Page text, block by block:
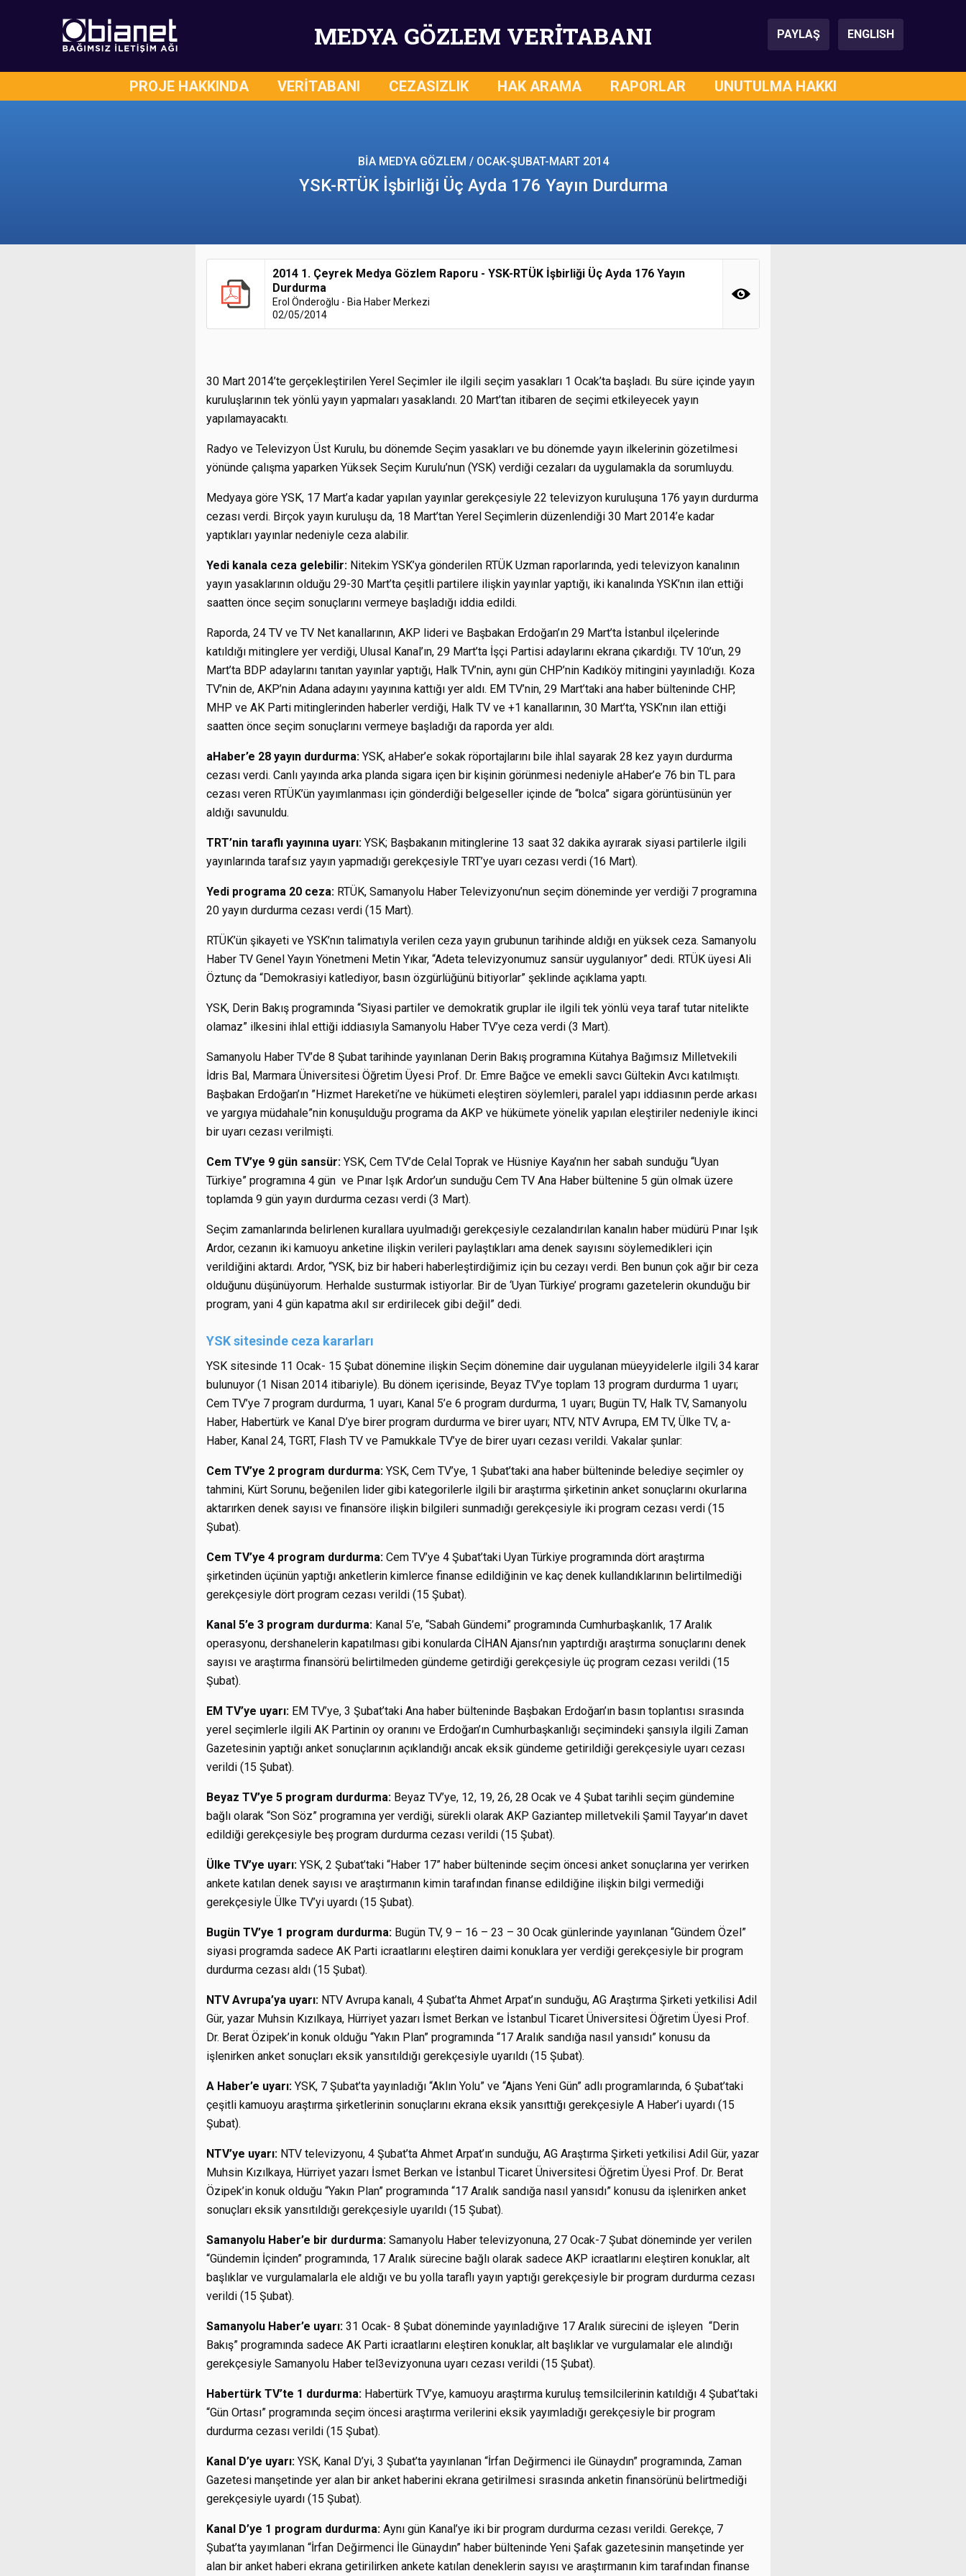
MEDYA GÖZLEM VERİTABANI PAYLAŞ ENGLISH
PROJE HAKKINDA VERİTABANI CEZASIZLIK HAK ARAMA RAPORLAR UNUTULMA HAKKI
BİA MEDYA GÖZLEM / OCAK-ŞUBAT-MART 2014
YSK-RTÜK İşbirliği Üç Ayda 176 Yayın Durdurma
2014 1. Çeyrek Medya Gözlem Raporu - YSK-RTÜK İşbirliği Üç Ayda 176 Yayın
Durdurma
Erol Önderoğlu - Bia Haber Merkezi
02/05/2014
30 Mart 2014’te gerçekleştirilen Yerel Seçimler ile ilgili seçim yasakları 1 Ocak’ta başladı. Bu süre içinde yayın
kuruluşlarının tek yönlü yayın yapmaları yasaklandı. 20 Mart’tan itibaren de seçimi etkileyecek yayın
yapılamayacaktı.
Radyo ve Televizyon Üst Kurulu, bu dönemde Seçim yasakları ve bu dönemde yayın ilkelerinin gözetilmesi
yönünde çalışma yaparken Yüksek Seçim Kurulu’nun (YSK) verdiği cezaları da uygulamakla da sorumluydu.
Medyaya göre YSK, 17 Mart’a kadar yapılan yayınlar gerekçesiyle 22 televizyon kuruluşuna 176 yayın durdurma
cezası verdi. Birçok yayın kuruluşu da, 18 Mart’tan Yerel Seçimlerin düzenlendiği 30 Mart 2014’e kadar
yaptıkları yayınlar nedeniyle ceza alabilir.
Yedi kanala ceza gelebilir: Nitekim YSK’ya gönderilen RTÜK Uzman raporlarında, yedi televizyon kanalının
yayın yasaklarının olduğu 29-30 Mart’ta çeşitli partilere ilişkin yayınlar yaptığı, iki kanalında YSK’nın ilan ettiği
saatten önce seçim sonuçlarını vermeye başladığı iddia edildi.
Raporda, 24 TV ve TV Net kanallarının, AKP lideri ve Başbakan Erdoğan’ın 29 Mart’ta İstanbul ilçelerinde
katıldığı mitinglere yer verdiği, Ulusal Kanal’ın, 29 Mart’ta İşçi Partisi adaylarını ekrana çıkardığı. TV 10’un, 29
Mart’ta BDP adaylarını tanıtan yayınlar yaptığı, Halk TV’nin, aynı gün CHP’nin Kadıköy mitingini yayınladığı. Koza
TV’nin de, AKP’nin Adana adayını yayınına kattığı yer aldı. EM TV’nin, 29 Mart’taki ana haber bülteninde CHP,
MHP ve AK Parti mitinglerinden haberler verdiği, Halk TV ve +1 kanallarının, 30 Mart’ta, YSK’nın ilan ettiği
saatten önce seçim sonuçlarını vermeye başladığı da raporda yer aldı.
aHaber’e 28 yayın durdurma: YSK, aHaber’e sokak röportajlarını bile ihlal sayarak 28 kez yayın durdurma
cezası verdi. Canlı yayında arka planda sigara içen bir kişinin görünmesi nedeniyle aHaber’e 76 bin TL para
cezası veren RTÜK’ün yayımlanması için gönderdiği belgeseller içinde de “bolca” sigara görüntüsünün yer
aldığı savunuldu.
TRT’nin taraflı yayınına uyarı: YSK; Başbakanın mitinglerine 13 saat 32 dakika ayırarak siyasi partilerle ilgili
yayınlarında tarafsız yayın yapmadığı gerekçesiyle TRT’ye uyarı cezası verdi (16 Mart).
Yedi programa 20 ceza: RTÜK, Samanyolu Haber Televizyonu’nun seçim döneminde yer verdiği 7 programına
20 yayın durdurma cezası verdi (15 Mart).
RTÜK’ün şikayeti ve YSK’nın talimatıyla verilen ceza yayın grubunun tarihinde aldığı en yüksek ceza. Samanyolu
Haber TV Genel Yayın Yönetmeni Metin Yıkar, “Adeta televizyonumuz sansür uygulanıyor” dedi. RTÜK üyesi Ali
Öztunç da “Demokrasiyi katlediyor, basın özgürlüğünü bitiyorlar” şeklinde açıklama yaptı.
YSK, Derin Bakış programında “Siyasi partiler ve demokratik gruplar ile ilgili tek yönlü veya taraf tutar nitelikte
olamaz” ilkesini ihlal ettiği iddiasıyla Samanyolu Haber TV’ye ceza verdi (3 Mart).
Samanyolu Haber TV’de 8 Şubat tarihinde yayınlanan Derin Bakış programına Kütahya Bağımsız Milletvekili
İdris Bal, Marmara Üniversitesi Öğretim Üyesi Prof. Dr. Emre Bağce ve emekli savcı Gültekin Avcı katılmıştı.
Başbakan Erdoğan’ın ”Hizmet Hareketi’ne ve hükümeti eleştiren söylemleri, paralel yapı iddiasının perde arkası
ve yargıya müdahale”nin konuşulduğu programa da AKP ve hükümete yönelik yapılan eleştiriler nedeniyle ikinci
bir uyarı cezası verilmişti.
Cem TV’ye 9 gün sansür: YSK, Cem TV’de Celal Toprak ve Hüsniye Kaya’nın her sabah sunduğu “Uyan
Türkiye” programına 4 gün ve Pınar Işık Ardor’un sunduğu Cem TV Ana Haber bültenine 5 gün olmak üzere
toplamda 9 gün yayın durdurma cezası verdi (3 Mart).
Seçim zamanlarında belirlenen kurallara uyulmadığı gerekçesiyle cezalandırılan kanalın haber müdürü Pınar Işık
Ardor, cezanın iki kamuoyu anketine ilişkin verileri paylaştıkları ama denek sayısını söylemedikleri için
verildiğini aktardı. Ardor, “YSK, biz bir haberi haberleştirdiğimiz için bu cezayı verdi. Ben bunun çok ağır bir ceza
olduğunu düşünüyorum. Herhalde susturmak istiyorlar. Bir de ‘Uyan Türkiye’ programı gazetelerin okunduğu bir
program, yani 4 gün kapatma akıl sır erdirilecek gibi değil” dedi.
YSK sitesinde ceza kararları
YSK sitesinde 11 Ocak- 15 Şubat dönemine ilişkin Seçim dönemine dair uygulanan müeyyidelerle ilgili 34 karar
bulunuyor (1 Nisan 2014 itibariyle). Bu dönem içerisinde, Beyaz TV’ye toplam 13 program durdurma 1 uyarı;
Cem TV’ye 7 program durdurma, 1 uyarı, Kanal 5’e 6 program durdurma, 1 uyarı; Bugün TV, Halk TV, Samanyolu
Haber, Habertürk ve Kanal D’ye birer program durdurma ve birer uyarı; NTV, NTV Avrupa, EM TV, Ülke TV, a-
Haber, Kanal 24, TGRT, Flash TV ve Pamukkale TV’ye de birer uyarı cezası verildi. Vakalar şunlar:
Cem TV’ye 2 program durdurma: YSK, Cem TV’ye, 1 Şubat’taki ana haber bülteninde belediye seçimler oy
tahmini, Kürt Sorunu, beğenilen lider gibi kategorilerle ilgili bir araştırma şirketinin anket sonuçlarını okurlarına
aktarırken denek sayısı ve finansöre ilişkin bilgileri sunmadığı gerekçesiyle iki program cezası verdi (15
Şubat).
Cem TV’ye 4 program durdurma: Cem TV’ye 4 Şubat’taki Uyan Türkiye programında dört araştırma
şirketinden üçünün yaptığı anketlerin kimlerce finanse edildiğinin ve kaç denek kullandıklarının belirtilmediği
gerekçesiyle dört program cezası verildi (15 Şubat).
Kanal 5’e 3 program durdurma: Kanal 5’e, “Sabah Gündemi” programında Cumhurbaşkanlık, 17 Aralık
operasyonu, dershanelerin kapatılması gibi konularda CİHAN Ajansı’nın yaptırdığı araştırma sonuçlarını denek
sayısı ve araştırma finansörü belirtilmeden gündeme getirdiği gerekçesiyle üç program cezası verildi (15
Şubat).
EM TV’ye uyarı: EM TV’ye, 3 Şubat’taki Ana haber bülteninde Başbakan Erdoğan’ın basın toplantısı sırasında
yerel seçimlerle ilgili AK Partinin oy oranını ve Erdoğan’ın Cumhurbaşkanlığı seçimindeki şansıyla ilgili Zaman
Gazetesinin yaptığı anket sonuçlarının açıklandığı ancak eksik gündeme getirildiği gerekçesiyle uyarı cezası
verildi (15 Şubat).
Beyaz TV’ye 5 program durdurma: Beyaz TV’ye, 12, 19, 26, 28 Ocak ve 4 Şubat tarihli seçim gündemine
bağlı olarak “Son Söz” programına yer verdiği, sürekli olarak AKP Gaziantep milletvekili Şamil Tayyar’ın davet
edildiği gerekçesiyle beş program durdurma cezası verildi (15 Şubat).
Ülke TV’ye uyarı: YSK, 2 Şubat’taki “Haber 17” haber bülteninde seçim öncesi anket sonuçlarına yer verirken
ankete katılan denek sayısı ve araştırmanın kimin tarafından finanse edildiğine ilişkin bilgi vermediği
gerekçesiyle Ülke TV’yi uyardı (15 Şubat).
Bugün TV’ye 1 program durdurma: Bugün TV, 9 – 16 – 23 – 30 Ocak günlerinde yayınlanan “Gündem Özel”
siyasi programda sadece AK Parti icraatlarını eleştiren daimi konuklara yer verdiği gerekçesiyle bir program
durdurma cezası aldı (15 Şubat).
NTV Avrupa’ya uyarı: NTV Avrupa kanalı, 4 Şubat’ta Ahmet Arpat’ın sunduğu, AG Araştırma Şirketi yetkilisi Adil
Gür, yazar Muhsin Kızılkaya, Hürriyet yazarı İsmet Berkan ve İstanbul Ticaret Üniversitesi Öğretim Üyesi Prof.
Dr. Berat Özipek’in konuk olduğu “Yakın Plan” programında “17 Aralık sandığa nasıl yansıdı” konusu da
işlenirken anket sonuçları eksik yansıtıldığı gerekçesiyle uyarıldı (15 Şubat).
A Haber’e uyarı: YSK, 7 Şubat’ta yayınladığı “Aklın Yolu” ve “Ajans Yeni Gün” adlı programlarında, 6 Şubat’taki
çeşitli kamuoyu araştırma şirketlerinin sonuçlarını ekrana eksik yansıttığı gerekçesiyle A Haber’i uyardı (15
Şubat).
NTV’ye uyarı: NTV televizyonu, 4 Şubat’ta Ahmet Arpat’ın sunduğu, AG Araştırma Şirketi yetkilisi Adil Gür, yazar
Muhsin Kızılkaya, Hürriyet yazarı İsmet Berkan ve İstanbul Ticaret Üniversitesi Öğretim Üyesi Prof. Dr. Berat
Özipek’in konuk olduğu “Yakın Plan” programında “17 Aralık sandığa nasıl yansıdı” konusu da işlenirken anket
sonuçları eksik yansıtıldığı gerekçesiyle uyarıldı (15 Şubat).
Samanyolu Haber’e bir durdurma: Samanyolu Haber televizyonuna, 27 Ocak-7 Şubat döneminde yer verilen
“Gündemin İçinden” programında, 17 Aralık sürecine bağlı olarak sadece AKP icraatlarını eleştiren konuklar, alt
başlıklar ve vurgulamalarla ele aldığı ve bu yolla taraflı yayın yaptığı gerekçesiyle bir program durdurma cezası
verildi (15 Şubat).
Samanyolu Haber’e uyarı: 31 Ocak- 8 Şubat döneminde yayınladığıve 17 Aralık sürecini de işleyen “Derin
Bakış” programında sadece AK Parti icraatlarını eleştiren konuklar, alt başlıklar ve vurgulamalar ele alındığı
gerekçesiyle Samanyolu Haber tel3evizyonuna uyarı cezası verildi (15 Şubat).
Habertürk TV’te 1 durdurma: Habertürk TV’ye, kamuoyu araştırma kuruluş temsilcilerinin katıldığı 4 Şubat’taki
“Gün Ortası” programında seçim öncesi araştırma verilerini eksik yayımladığı gerekçesiyle bir program
durdurma cezası verildi (15 Şubat).
Kanal D’ye uyarı: YSK, Kanal D’yi, 3 Şubat’ta yayınlanan “İrfan Değirmenci ile Günaydın” programında, Zaman
Gazetesi manşetinde yer alan bir anket haberini ekrana getirilmesi sırasında anketin finansörünü belirtmediği
gerekçesiyle uyardı (15 Şubat).
Kanal D’ye 1 program durdurma: Aynı gün Kanal’ye iki bir program durdurma cezası verildi. Gerekçe, 7
Şubat’ta yayımlanan “İrfan Değirmenci İle Günaydın” haber bülteninde Yeni Şafak gazetesinin manşetinde yer
alan bir anket haberi ekrana getirilirken ankete katılan deneklerin sayısı ve araştırmanın kim tarafından finanse